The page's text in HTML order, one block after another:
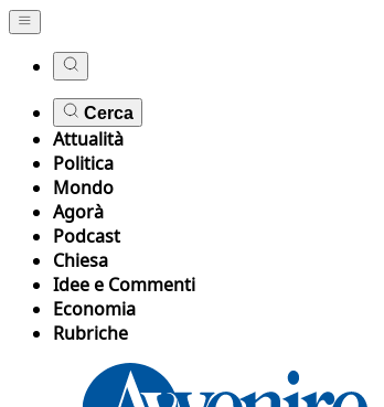
Cerca
Attualità
Politica
Mondo
Agorà
Podcast
Chiesa
Idee e Commenti
Economia
Rubriche